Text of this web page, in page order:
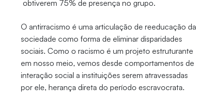
obtiverem 75% de presença no grupo.
O antirracismo é uma articulação de reeducação da
sociedade como forma de eliminar disparidades
sociais. Como o racismo é um projeto estruturante
em nosso meio, vemos desde comportamentos de
interação social a instituições serem atravessadas
por ele, herança direta do período escravocrata.